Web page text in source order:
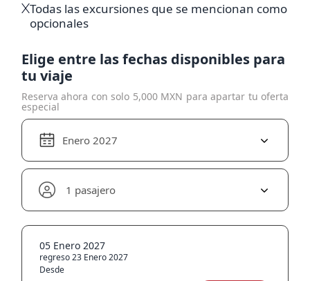
Todas las excursiones que se mencionan como
opcionales
Elige entre las fechas disponibles para
tu viaje
Reserva ahora con solo 5,000 MXN para apartar tu oferta
especial
Enero 2027
1 pasajero
05 Enero 2027
regreso 23 Enero 2027
Desde